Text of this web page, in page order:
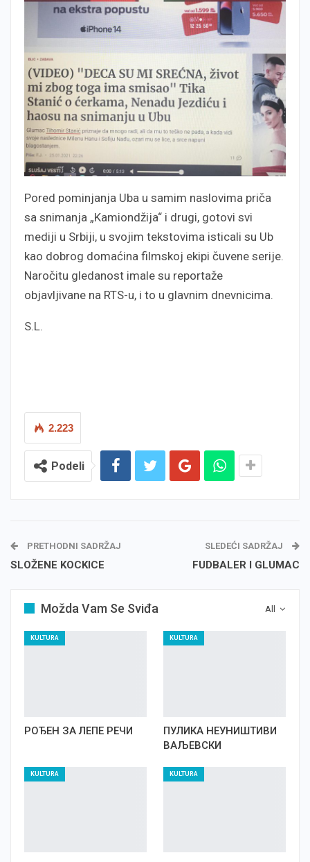
Pored pominjanja Uba u samim naslovima priča
sa snimanja „Kamiondžija“ i drugi, gotovi svi
mediji u Srbiji, u svojim tekstovima isticali su Ub
kao dobrog domaćina filmskoj ekipi čuvene serije.
Naročitu gledanost imale su reportaže
objavljivane na RTS-u, i to u glavnim dnevnicima.
S.L.
2.223
Podeli
PRETHODNI SADRŽAJ
SLOŽENE KOCKICE
SLEDEĆI SADRŽAJ
FUDBALER I GLUMAC
All
Možda Vam Se Sviđa
KULTURA
РОЂЕН ЗА ЛЕПЕ РЕЧИ
KULTURA
ПУЛИКА НЕУНИШТИВИ
ВАЉЕВСКИ
KULTURA KULTURA